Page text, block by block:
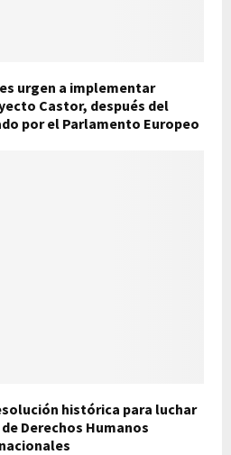
urgen a implementar
Castor, después del
por el Parlamento Europeo
histórica para luchar
Derechos Humanos